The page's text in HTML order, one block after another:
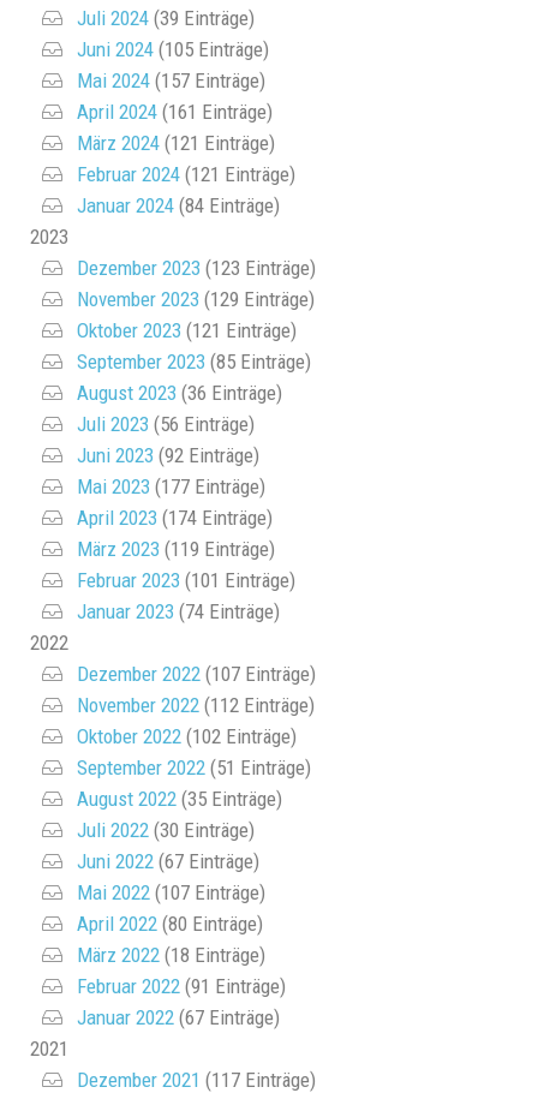
Juli 2024 (39 Einträge)
Juni 2024 (105 Einträge)
Mai 2024 (157 Einträge)
April 2024 (161 Einträge)
März 2024 (121 Einträge)
Februar 2024 (121 Einträge)
Januar 2024 (84 Einträge)
2023
Dezember 2023 (123 Einträge)
November 2023 (129 Einträge)
Oktober 2023 (121 Einträge)
September 2023 (85 Einträge)
August 2023 (36 Einträge)
Juli 2023 (56 Einträge)
Juni 2023 (92 Einträge)
Mai 2023 (177 Einträge)
April 2023 (174 Einträge)
März 2023 (119 Einträge)
Februar 2023 (101 Einträge)
Januar 2023 (74 Einträge)
2022
Dezember 2022 (107 Einträge)
November 2022 (112 Einträge)
Oktober 2022 (102 Einträge)
September 2022 (51 Einträge)
August 2022 (35 Einträge)
Juli 2022 (30 Einträge)
Juni 2022 (67 Einträge)
Mai 2022 (107 Einträge)
April 2022 (80 Einträge)
März 2022 (18 Einträge)
Februar 2022 (91 Einträge)
Januar 2022 (67 Einträge)
2021
Dezember 2021 (117 Einträge)